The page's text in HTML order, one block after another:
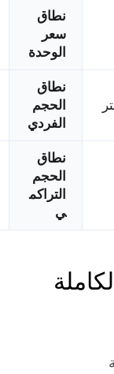
نطاق
سعر
الوحدة
متر
نطاق
الحجم
الفردي
نطاق
الحجم
التراكم
ي